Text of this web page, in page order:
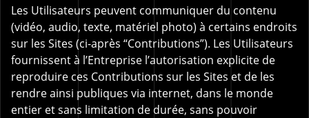
Les Utilisateurs peuvent communiquer du contenu
(vidéo, audio, texte, matériel photo) à certains endroits
sur les Sites (ci-après “Contributions”). Les Utilisateurs
fournissent à l’Entreprise l’autorisation explicite de
reproduire ces Contributions sur les Sites et de les
rendre ainsi publiques via internet, dans le monde
entier et sans limitation de durée, sans pouvoir